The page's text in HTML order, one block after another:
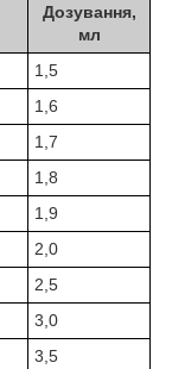
Дозування,
мл
1,5
1,6
1,7
1,8
1,9
2,0
2,5
3,0
3,5